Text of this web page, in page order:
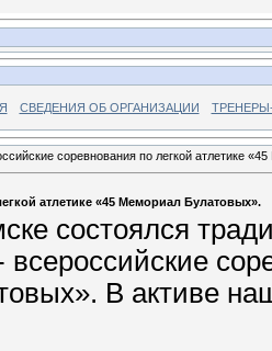
СВЕДЕНИЯ ОБ ОРГАНИЗАЦИИ
соревнования по легкой атлетике
атлетике «45 Мемориал Булатовых».
состоялся
всероссийские
В активе